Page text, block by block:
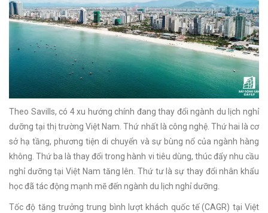
Theo Savills, có 4 xu hướng chính đang thay đổi ngành du lịch nghỉ
dưỡng tại thị trường Việt Nam. Thứ nhất là công nghệ. Thứ hai là cơ
sở hạ tầng, phương tiện di chuyển và sự bùng nổ của ngành hàng
không. Thứ ba là thay đổi trong hành vi tiêu dùng, thúc đẩy nhu cầu
nghỉ dưỡng tại Việt Nam tăng lên. Thứ tư là sự thay đổi nhân khẩu
học đã tác động mạnh mẽ đến ngành du lịch nghỉ dưỡng.
Tốc độ tăng trưởng trung bình lượt khách quốc tế (CAGR) tại Việt